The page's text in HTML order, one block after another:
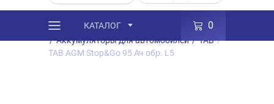
КАТАЛОГ 0
Каталог / Товары
Аккумуляторы
/ Аккумуляторы для автомобилей / TAB /
TAB AGM Stop&Go 95 Ач обр. L5